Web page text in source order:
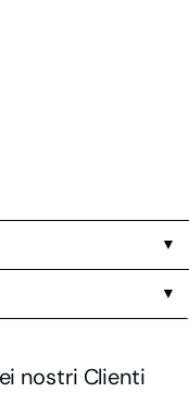
▼
▼
nostri Clienti